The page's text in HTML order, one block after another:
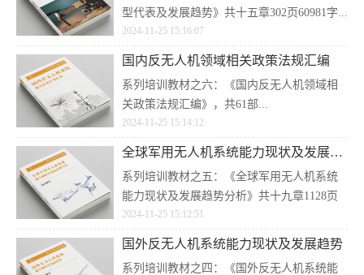
型代表及发展趋势》共十五章302页60981字...
2024-11-25 15:16:07
国内反无人机领域相关政策法规汇编
系列培训教材之六：《国内反无人机领域相
关政策法规汇编》，共61部...
2024-11-25 15:14:12
全球军用无人机系统能力现状及发展趋势分析
系列培训教材之五：《全球军用无人机系统
能力现状及发展趋势分析》共十九章1128页
402054字...
2024-11-25 15:12:51
国外反无人机系统能力现状及发展趋势
系列培训教材之四：《国外反无人机系统能